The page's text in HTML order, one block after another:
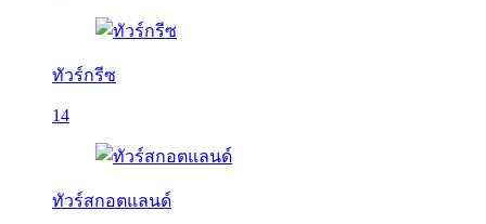
ทัวร์กรีซ
14
ทัวร์สกอตแลนด์